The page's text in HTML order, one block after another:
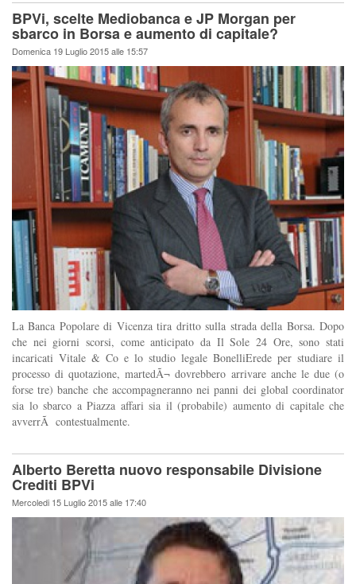
BPVi, scelte Mediobanca e JP Morgan per
sbarco in Borsa e aumento di capitale?
Domenica 19 Luglio 2015 alle 15:57
La Banca Popolare di Vicenza tira dritto sulla strada della Borsa. Dopo
che nei giorni scorsi, come anticipato da Il Sole 24 Ore, sono stati
incaricati Vitale & Co e lo studio legale BonelliErede per studiare il
processo di quotazione, martedÃ¬ dovrebbero arrivare anche le due (o
forse tre) banche che accompagneranno nei panni dei global coordinator
sia lo sbarco a Piazza affari sia il (probabile) aumento di capitale che
avverrÃ contestualmente.
Alberto Beretta nuovo responsabile Divisione
Crediti BPVi
Mercoledi 15 Luglio 2015 alle 17:40